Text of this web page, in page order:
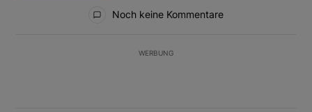
Noch keine Kommentare
WERBUNG